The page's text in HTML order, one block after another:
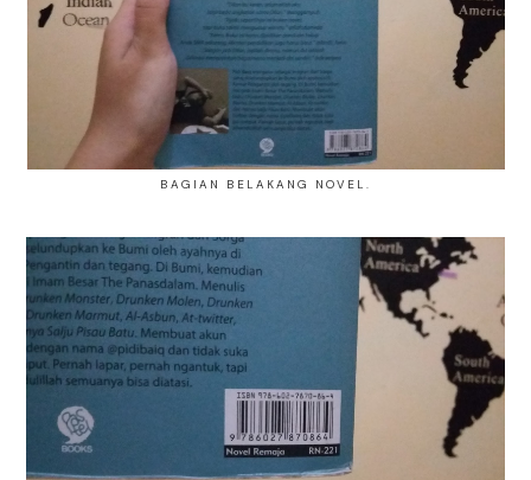
BAGIAN BELAKANG NOVEL.